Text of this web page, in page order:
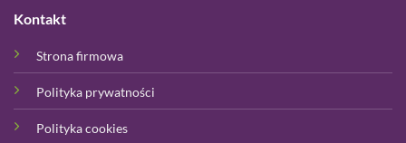
Kontakt
Strona firmowa
Polityka prywatności
Polityka cookies